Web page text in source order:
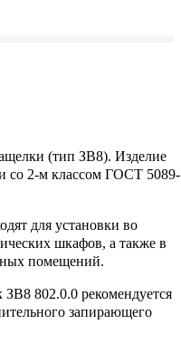
(тип ЗВ8). Изделие
со 2-м классом ГОСТ 5089-
для установки во
шкафов, а также в
помещений.
802.0.0 рекомендуется
запирающего